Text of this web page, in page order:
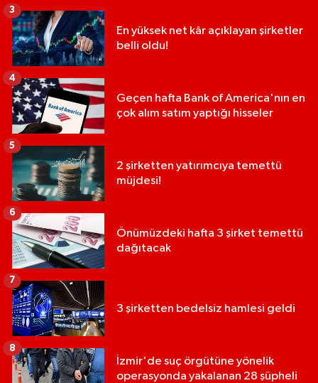
En yüksek net kâr açıklayan şirketler
belli oldu!
3
Geçen hafta Bank of America'nın en
çok alım satım yaptığı hisseler
4
2 şirketten yatırımcıya temettü
müjdesi!
5
Önümüzdeki hafta 3 şirket temettü
dağıtacak
6
3 şirketten bedelsiz hamlesi geldi
7
İzmir'de suç örgütüne yönelik
operasyonda yakalanan 28 şüpheli
8